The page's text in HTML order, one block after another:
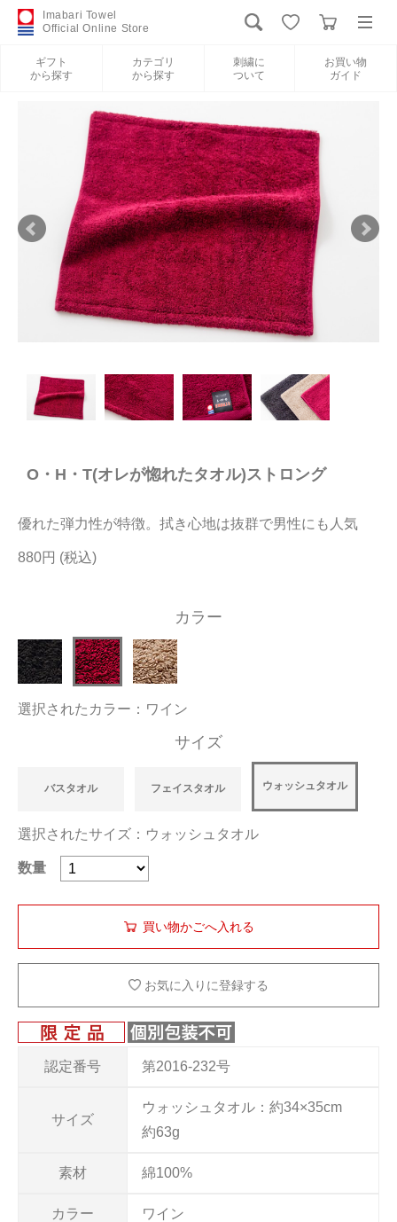
Imabari Towel
Official Online Store
ギフト
から探す
カテゴリ
から探す
刺繍に
ついて
お買い物
ガイド
新規会員登録
ギフトから探す
カテゴリから探す
刺繍について
お買い物ガイド
当サイトについて
大量購入・法人向けの購入の方は
お問い合わせ
O・H・T(オレが惚れたタオル)ストロング
優れた弾力性が特徴。拭き心地は抜群で男性にも人気
880円
認定番号 第2016-232号
サイズ
ウォッシュタオル：約34×35cm
約63g
素材 綿100%
カラー ワイン
カラー
選択されたカラー：ワイン
サイズ
バスタオル フェイスタオル ウォッシュタオル
選択されたサイズ：ウォッシュタオル
数量
お気に入りに登録する